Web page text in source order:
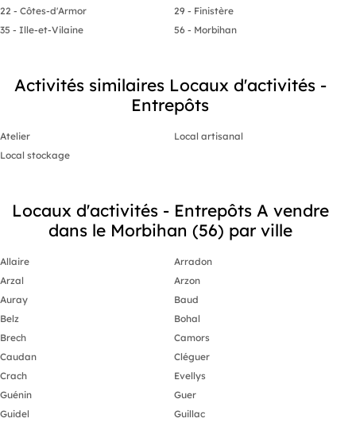
22 - Côtes-d'Armor
29 - Finistère
35 - Ille-et-Vilaine
56 - Morbihan
Activités similaires Locaux d'activités -
Entrepôts
Atelier
Local artisanal
Local stockage
Locaux d'activités - Entrepôts A vendre
dans le Morbihan (56) par ville
Allaire
Arradon
Arzal
Arzon
Auray
Baud
Belz
Bohal
Brech
Camors
Caudan
Cléguer
Crach
Evellys
Guénin
Guer
Guidel
Guillac